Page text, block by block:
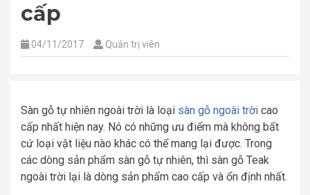
cấp
04/11/2017 Quản trị viên
Sàn gỗ tự nhiên ngoài trời là loại sàn gỗ ngoài trời cao
cấp nhất hiện nay. Nó có những ưu điểm mà không bất
cứ loại vật liệu nào khác có thể mang lại được. Trong
các dòng sản phẩm sàn gỗ tự nhiên, thì sàn gỗ Teak
ngoài trời lại là dòng sản phẩm cao cấp và ổn định nhất.